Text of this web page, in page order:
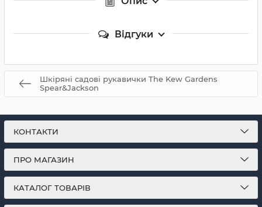
Відгуки
Шкіряні садові рукавички The Kew Gardens
Spear&Jackson
КОНТАКТИ
ПРО МАГАЗИН
КАТАЛОГ ТОВАРІВ